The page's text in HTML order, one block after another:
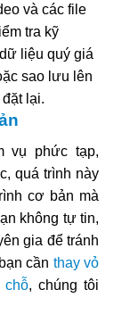
và các file
tra kỹ
liệu quý giá
sao lưu lên
lại.
vụ phức tạp,
quá trình này
cơ bản mà
không tự tin,
gia để tránh
cần thay vỏ
chỗ, chúng tôi